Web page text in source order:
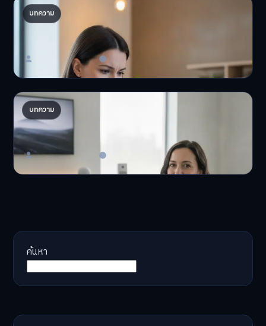
บทความ
ปรับพอร์ตรับ ‘เงินดิจิทัล 2.0’ จัดสรรงบอย่างไรไม่
ให้พัง
'เงินดิจิทัล 2.0' มาแล…
Master Bussiness 23 มิถุนายน 2026
บทความ
AI จัดพอร์ตให้ปัง! เทรนด์ลงทุนยุคใหม่ ไม่ต้องเฝ้า
จอ
AI จัดพอร์ตให้ปัง! หมด…
Master Bussiness 23 มิถุนายน 2026
ค้นหา